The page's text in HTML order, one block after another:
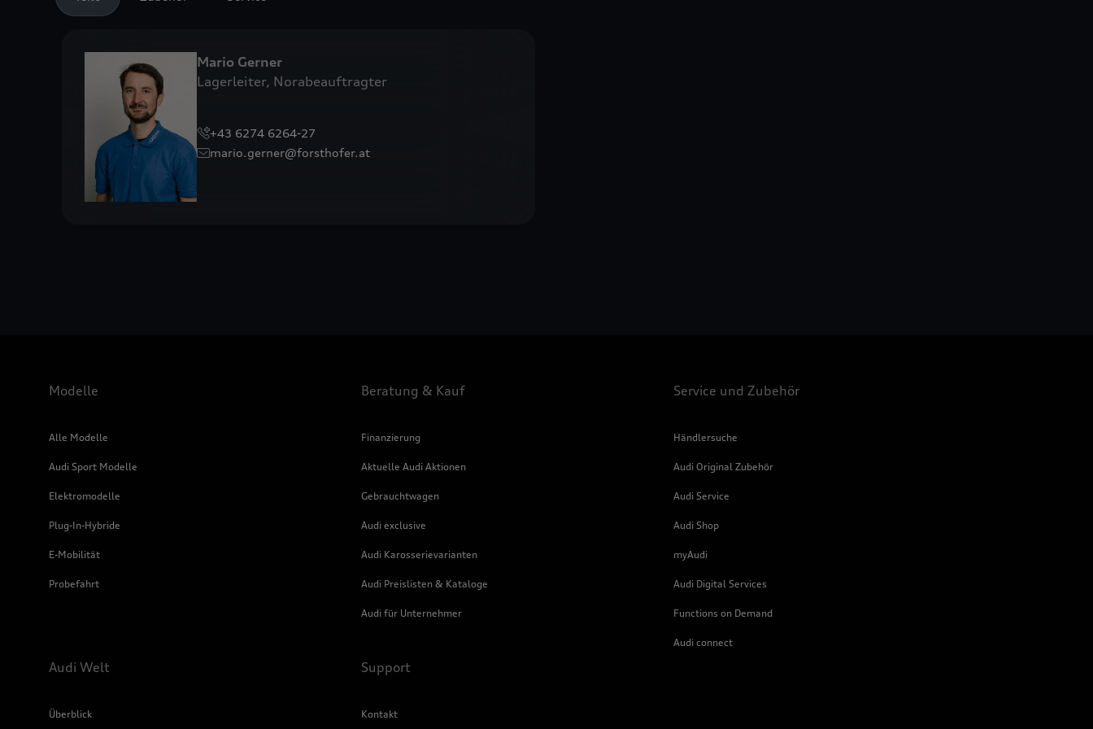
Mario Gerner
Lagerleiter, Norabeauftragter
+43 6274 6264-27
mario.gerner@forsthofer.at
Modelle
Alle Modelle
Audi Sport Modelle
Elektromodelle
Plug-In-Hybride
E-Mobilität
Probefahrt
Beratung & Kauf
Finanzierung
Aktuelle Audi Aktionen
Gebrauchtwagen
Audi exclusive
Audi Karosserievarianten
Audi Preislisten & Kataloge
Audi für Unternehmer
Service und Zubehör
Händlersuche
Audi Original Zubehör
Audi Service
Audi Shop
myAudi
Audi Digital Services
Functions on Demand
Audi connect
Audi Welt
Überblick
Support
Kontakt